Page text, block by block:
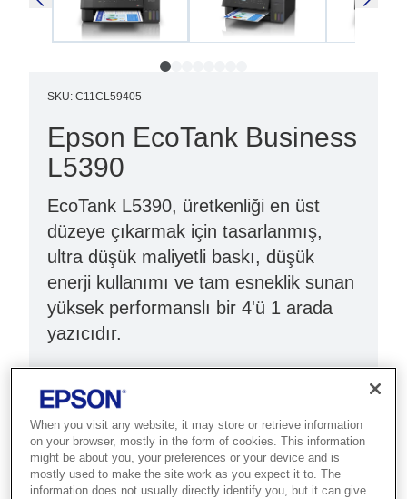
SKU: C11CL59405
Epson EcoTank Business
L5390
EcoTank L5390, üretkenliği en üst
düzeye çıkarmak için tasarlanmış,
ultra düşük maliyetli baskı, düşük
enerji kullanımı ve tam esneklik sunan
yüksek performanslı bir 4'ü 1 arada
yazıcıdır.
Yeni 3,6 cm LCD ekran
4'ü 1 Arada: Baskı, Kopyalama, Tarama, Faks
When you visit any website, it may store or retrieve information
on your browser, mostly in the form of cookies. This information
might be about you, your preferences or your device and is
mostly used to make the site work as you expect it to. The
information does not usually directly identify you, but it can give